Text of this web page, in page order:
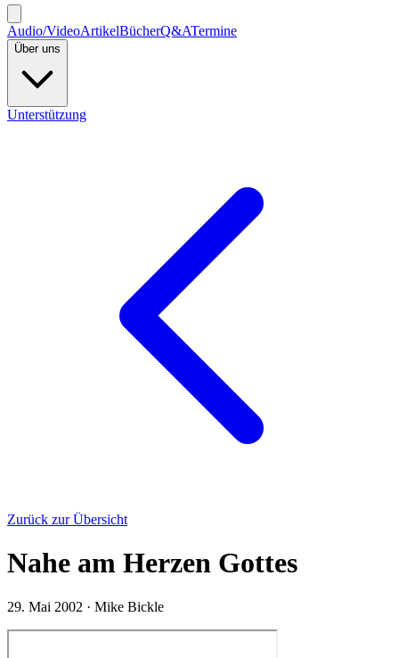
Audio/VideoArtikelBücherQ&ATermine
Über uns
Unterstützung
Zurück zur Übersicht
Nahe am Herzen Gottes
29. Mai 2002 · Mike Bickle